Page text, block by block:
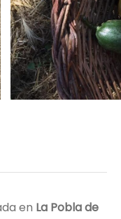
en La Pobla de